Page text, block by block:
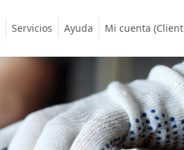
Servicios Ayuda Mi cuenta